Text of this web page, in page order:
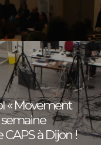
« Movement
semaine
à Dijon !